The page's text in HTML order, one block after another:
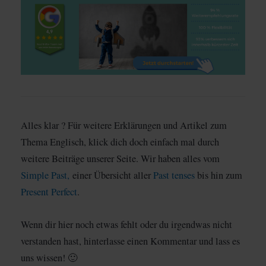
Alles klar ? Für weitere Erklärungen und Artikel zum
Thema Englisch, klick dich doch einfach mal durch
weitere Beiträge unserer Seite. Wir haben alles vom
Simple Past, einer Übersicht aller Past tenses bis hin zum
Present Perfect.
Wenn dir hier noch etwas fehlt oder du irgendwas nicht
verstanden hast, hinterlasse einen Kommentar und lass es
uns wissen! 🙂